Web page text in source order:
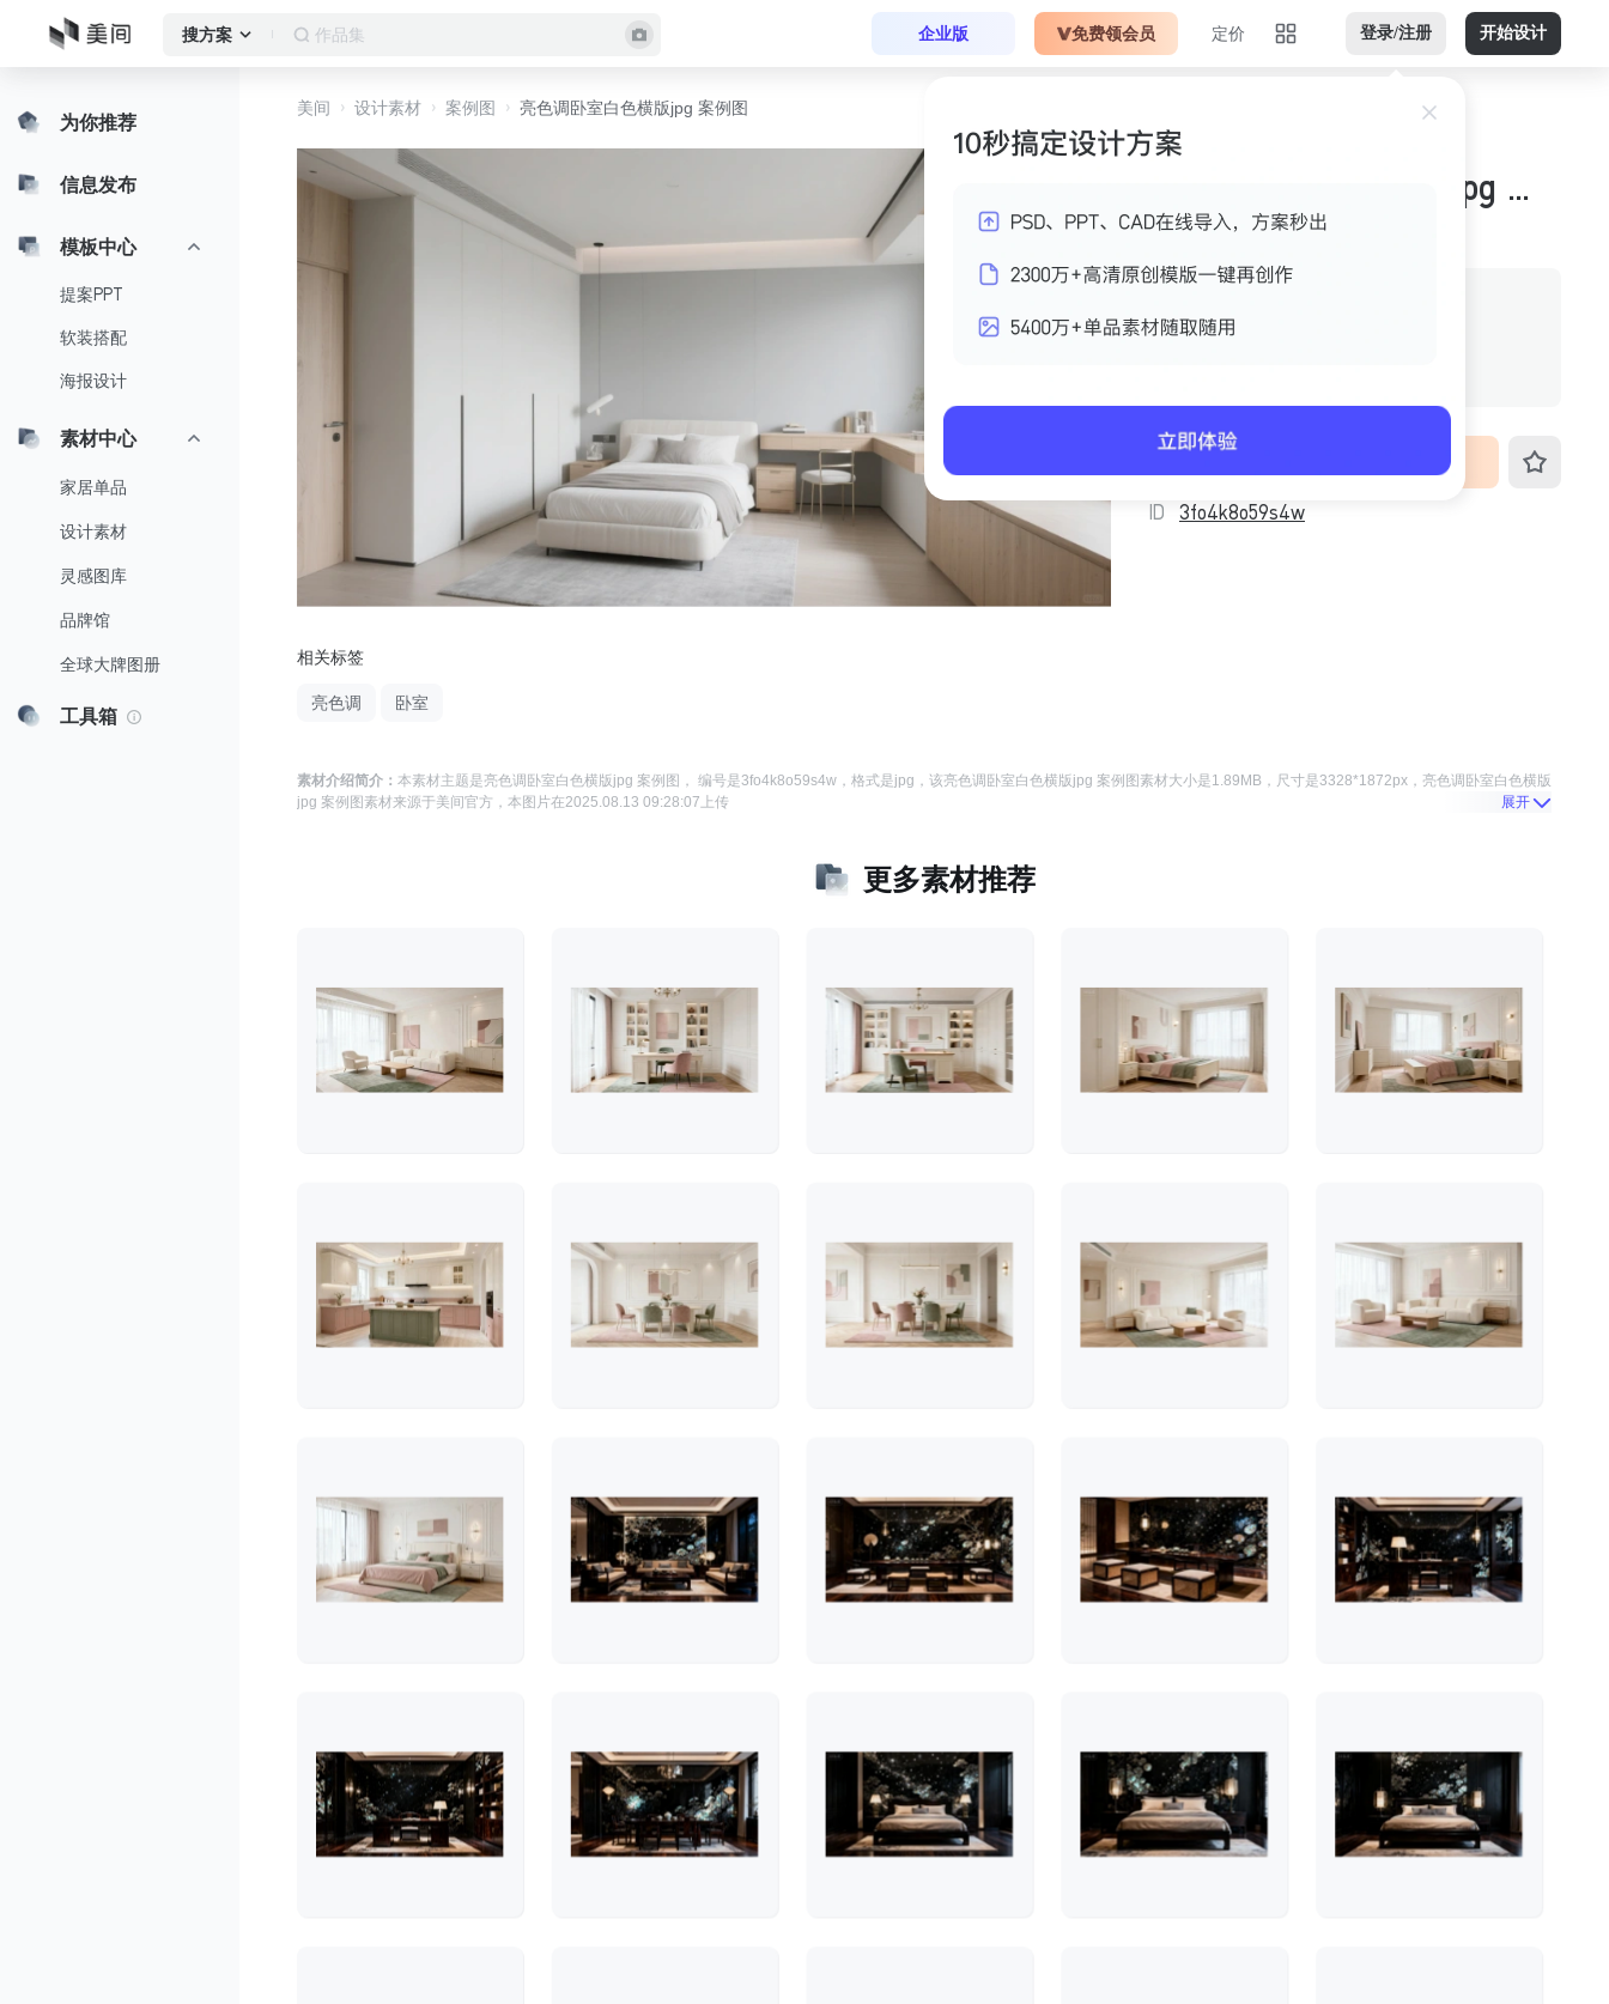
搜方案 客厅 企业版 免费领会员 定价 登录/注册 开始设计
为你推荐
信息发布
模板中心
提案PPT
软装搭配
海报设计
素材中心
家居单品
设计素材
灵感图库
品牌馆
全球大牌图册
工具箱
美间 设计素材 案例图 亮色调卧室白色横版jpg 案例图
亮色调卧室白色横版jpg 案例图
格式
ID 3fo4k8o59s4w
相关标签
亮色调 卧室
素材介绍简介： 本素材主题是亮色调卧室白色横版jpg 案例图 ， 编号是3fo4k8o59s4w ，格式是jpg ，该亮色调卧室白色横版jpg 案例图素材大小是1.89MB ，尺寸是3328*1872px， 亮色调卧室白色横版
jpg 案例图素材来源于美间官方 ，本图片在2025.08.13 09:28:07 上传 展开
更多素材推荐